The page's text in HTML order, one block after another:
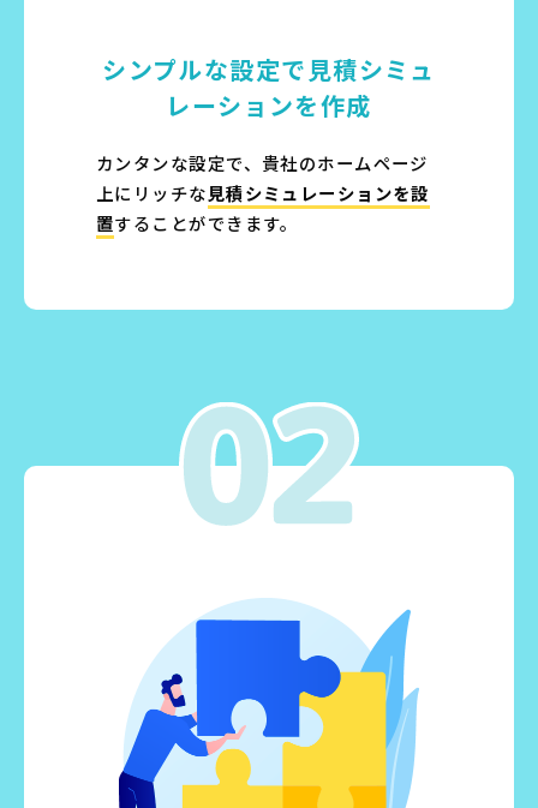
シンプルな設定で見積シミュ
レーションを作成
カンタンな設定で、貴社のホームページ
上にリッチな見積シミュレーションを設
置することができます。